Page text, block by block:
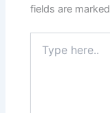
fields are marked
here..